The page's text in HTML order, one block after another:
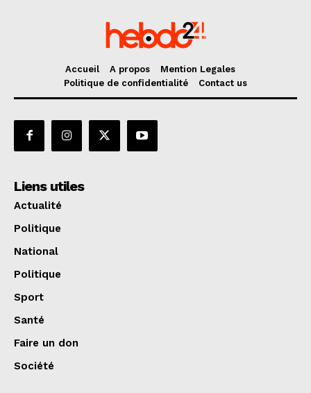
Accueil A propos
Mention Legales
Politique de confidentialité
Contact us
Liens utiles
Actualité
Politique
National
Politique
Sport
Santé
Faire un don
Société